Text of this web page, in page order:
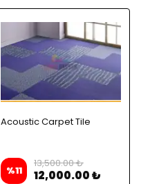
Acoustic Carpet Tile
%11
13,500.00 ₺
12,000.00 ₺